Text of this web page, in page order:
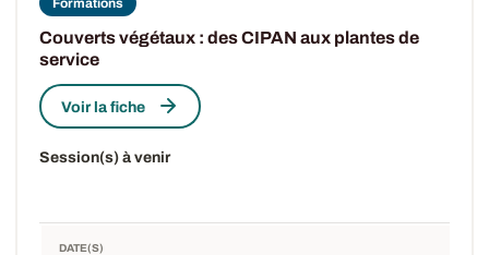
Formations
Couverts végétaux : des CIPAN aux plantes de
service
Voir la fiche
Session(s) à venir
DATE(S)